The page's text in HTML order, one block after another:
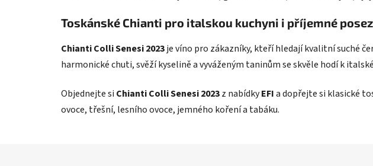
Toskánské Chianti pro italskou kuchyni i příjemné
Chianti Colli Senesi 2023je víno pro zákazníky, kteří hledají kvalitní suché
harmonické chuti, svěží kyselině a vyváženým taninům se skvěle hodí k
Objednejte si Chianti Colli Senesi 2023z nabídkyEFIa dopřejte si klasické
ovoce, třešní, lesního ovoce, jemného koření a tabáku.